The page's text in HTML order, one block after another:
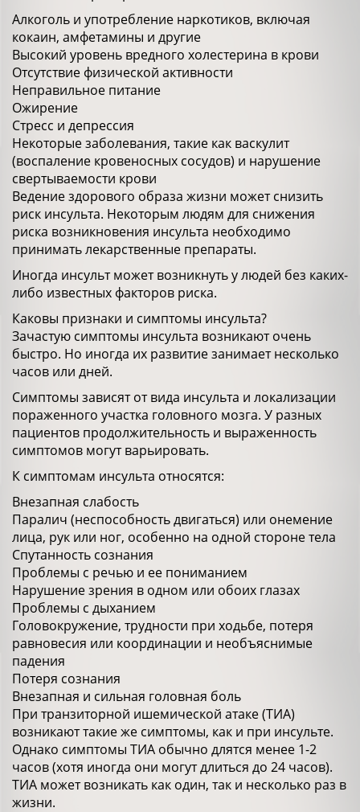
Алкоголь и употребление наркотиков, включая
кокаин, амфетамины и другие
Высокий уровень вредного холестерина в крови
Отсутствие физической активности
Неправильное питание
Ожирение
Стресс и депрессия
Некоторые заболевания, такие как васкулит
(воспаление кровеносных сосудов) и нарушение
свертываемости крови
Ведение здорового образа жизни может снизить
риск инсульта. Некоторым людям для снижения
риска возникновения инсульта необходимо
принимать лекарственные препараты.
Иногда инсульт может возникнуть у людей без каких-
либо известных факторов риска.
Каковы признаки и симптомы инсульта?
Зачастую симптомы инсульта возникают очень
быстро. Но иногда их развитие занимает несколько
часов или дней.
Симптомы зависят от вида инсульта и локализации
пораженного участка головного мозга. У разных
пациентов продолжительность и выраженность
симптомов могут варьировать.
К симптомам инсульта относятся:
Внезапная слабость
Паралич (неспособность двигаться) или онемение
лица, рук или ног, особенно на одной стороне тела
Спутанность сознания
Проблемы с речью и ее пониманием
Нарушение зрения в одном или обоих глазах
Проблемы с дыханием
Головокружение, трудности при ходьбе, потеря
равновесия или координации и необъяснимые
падения
Потеря сознания
Внезапная и сильная головная боль
При транзиторной ишемической атаке (ТИА)
возникают такие же симптомы, как и при инсульте.
Однако симптомы ТИА обычно длятся менее 1-2
часов (хотя иногда они могут длиться до 24 часов).
ТИА может возникать как один, так и несколько раз в
жизни.